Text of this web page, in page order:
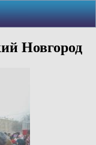
Новгород